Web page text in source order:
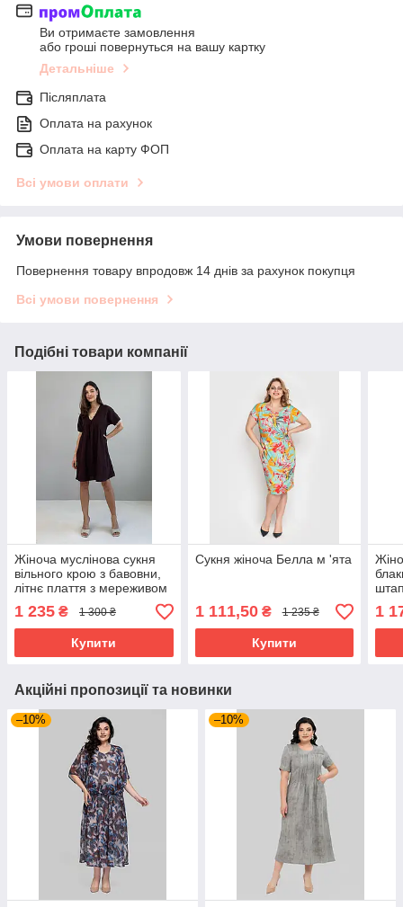
Ви отримаєте замовлення
або гроші повернуться на вашу картку
Детальніше
Післяплата
Оплата на рахунок
Оплата на карту ФОП
Всі умови оплати
Умови повернення
Повернення товару впродовж 14 днів за рахунок покупця
Всі умови повернення
Подібні товари компанії
Жіноча муслінова сукня
вільного крою з бавовни,
літнє плаття з мереживом
та коротким рукавом 44-
50 розміри
1 235 ₴ 1 300 ₴
Купити
Сукня жіноча Белла м 'ята
1 111,50₴ 1 235 ₴
Купити
44-
1
Акційні пропозиції та новинки
–10% –10%